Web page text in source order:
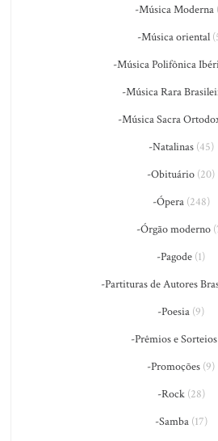
-Música Moderna
-Música oriental
-Música Polifônica
-Música Rara
-Música Sacra
-Natalinas(45)
-Obituário (20)
-Ópera(248)
-Órgão moderno
-Pagode (1)
-Partituras de Autores
-Poesia (9)
-Prêmios e Sorteios
-Promoções (9)
-Rock(28)
-Samba(17)